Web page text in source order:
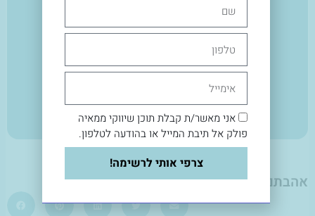
לומדים לישון בכיף
אהבתם? שתפו עם חברים:
אני מאשר/ת קבלת תוכן שיווקי ממאיה
פולק אל תיבת המייל או בהודעה לטלפון.
צרפי אותי לרשימה!